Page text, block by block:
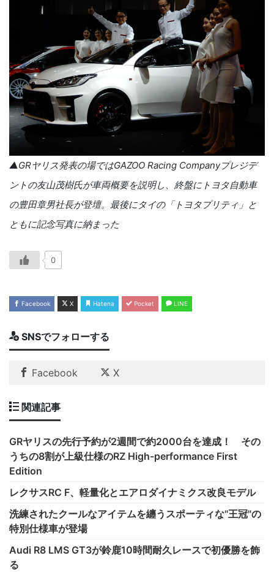
▲GRヤリス発表の場ではGAZOO Racing Companyプレジデ
ントの友山茂樹氏が車両概要を説明し、終盤にトヨタ自動車
の豊田章男社長が登壇。最後にタイの「トヨタプリティ」と
ともに記念写真に納まった
0
Facebook X Hatena Pocket LINE
SNSでフォローする
Facebook X
関連記事
GRヤリスの先行予約が2週間で約2000台を達成！ その
うちの8割が上級仕様のRZ High-performance First
Edition
レクサスRC F、軽量化とエアロダイナミクス改良モデル
洗練されたクールなアイテムを纏うスポーティな"王冠"の
特別仕様車が登場
Audi R8 LMS GT3が鈴鹿10時間耐久レースで初優勝を飾
る